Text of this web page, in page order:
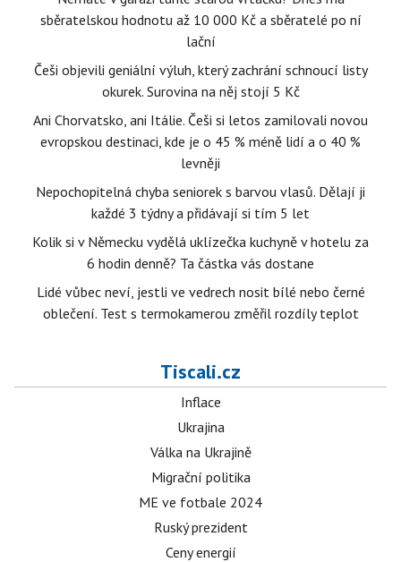
sběratelskou hodnotu až 10 000 Kč a sběratelé po ní
lační
Češi objevili geniální výluh, který zachrání schnoucí listy
okurek. Surovina na něj stojí 5 Kč
Ani Chorvatsko, ani Itálie. Češi si letos zamilovali novou
evropskou destinaci, kde je o 45 % méně lidí a o 40 %
levněji
Nepochopitelná chyba seniorek s barvou vlasů. Dělají ji
každé 3 týdny a přidávají si tím 5 let
Kolik si v Německu vydělá uklízečka kuchyně v hotelu za
6 hodin denně? Ta částka vás dostane
Lidé vůbec neví, jestli ve vedrech nosit bílé nebo černé
oblečení. Test s termokamerou změřil rozdíly teplot
Tiscali.cz
Inflace
Ukrajina
Válka na Ukrajině
Migrační politika
ME ve fotbale 2024
Ruský prezident
Ceny energií